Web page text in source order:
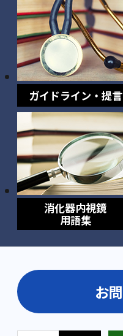
ガイドライン・提言
消化器内視鏡
用語集
お